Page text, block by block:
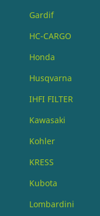
Gardif
HC-CARGO
Honda
Husqvarna
IHFI FILTER
Kawasaki
Kohler
KRESS
Kubota
Lombardini